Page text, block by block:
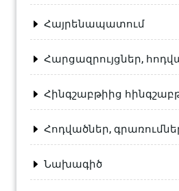
Հայրենապատում
Հարցազրույցներ,
Հինգշաբթիից
Հոդվածներ,
Նախագիծ